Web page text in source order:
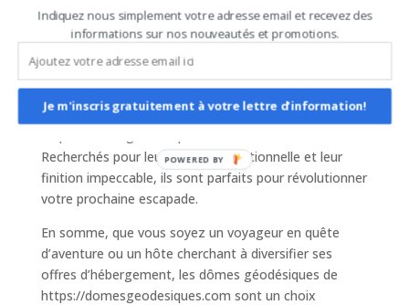
commodité. Elle offre une protection accrue contre les
éléments, tout en permettant une meilleure
régulation thermique. De plus, elle améliore
habitats insolites et logements atypiques très en
vogue sur AirBnb, les dômes proposés par
Recherchés pour leur qualité exceptionnelle et leur
finition impeccable, ils sont parfaits pour révolutionner
votre prochaine escapade.
En somme, que vous soyez un voyageur en quête
d’aventure ou un hôte cherchant à diversifier ses
offres d’hébergement, les dômes géodésiques de
https://domesgeodesiques.com sont un choix
Indiquez nous simplement votre adresse email et recevez des
informations sur nos nouveautés et promotions.
Je m'inscris gratuitement à votre lettre d'information!
POWERED BY